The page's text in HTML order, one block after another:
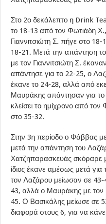
Στο 2ο δεκάλεπτο η Drink
το 18-13 από τον Φωτιάδη
Γιαννιτσιώτη Σ. πήγε στο
18-21. Μετά την απάντηση
με τον Γιαννιτσιώτη Σ.
απάντησε για το 22-25, ο
έκανε το 24-28, αλλά από
Μαυράκης απάντησαν για το
κλείσει το ημίχρονο από
στο 35-32.
Στην 3η περίοδο ο Φάββας
μετά την απάντηση του
Χατζηπαρασκευάς σκόραρε
ίδιος έκανε αμέσως μετά
τον Λαζάρου μείωσαν σε 43-
43, αλλά ο Μαυράκης με
45. Ο Βασικάλης μείωσε σε
διαφορά στους 6, για να